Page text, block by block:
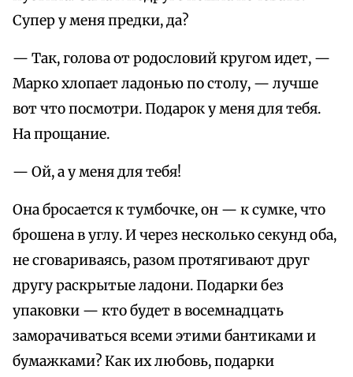
Супер у меня предки, да?
— Так, голова от родословий кругом идет, —
Марко хлопает ладонью по столу, — лучше
вот что посмотри. Подарок у меня для тебя.
На прощание.
— Ой, а у меня для тебя!
Она бросается к тумбочке, он — к сумке, что
брошена в углу. И через несколько секунд оба,
не сговариваясь, разом протягивают друг
другу раскрытые ладони. Подарки без
упаковки — кто будет в восемнадцать
заморачиваться всеми этими бантиками и
бумажками? Как их любовь, подарки